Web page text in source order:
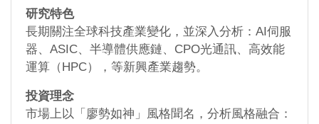
研究特色
長期關注全球科技產業變化，並深入分析：AI伺服
器、ASIC、半導體供應鏈、CPO光通訊、高效能
運算（HPC），等新興產業趨勢。
投資理念
市場上以「廖勢如神」風格聞名，分析風格融合：